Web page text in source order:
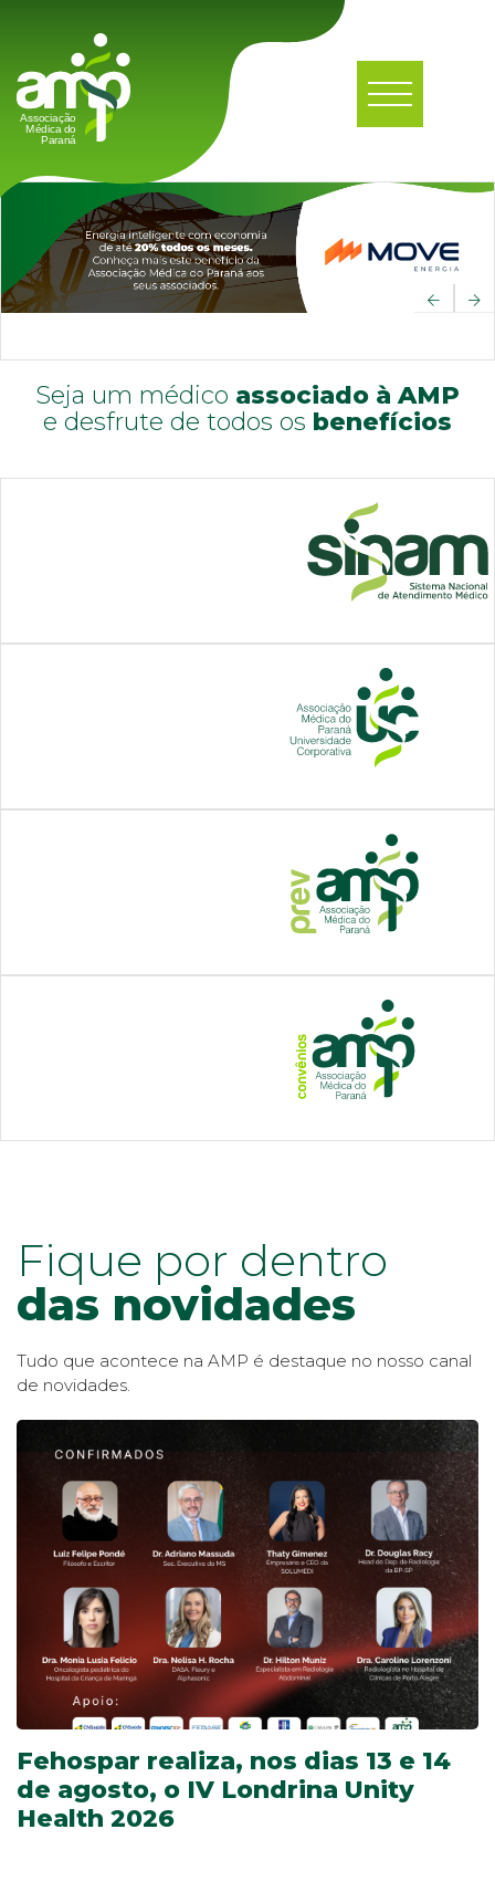
Médico Profissional de Valor
Seja um médico associado à AMP
e desfrute de todos os benefícios
Fique por dentro
das novidades
Tudo que acontece na AMP é destaque no nosso canal
de novidades.
Fehospar realiza, nos dias 13 e 14
de agosto, o IV Londrina Unity
Health 2026